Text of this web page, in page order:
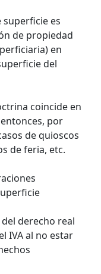
superficie es
de propiedad
en
del
coincide en
por
de quioscos
de feria, etc.
derecho real
IVA al no estar